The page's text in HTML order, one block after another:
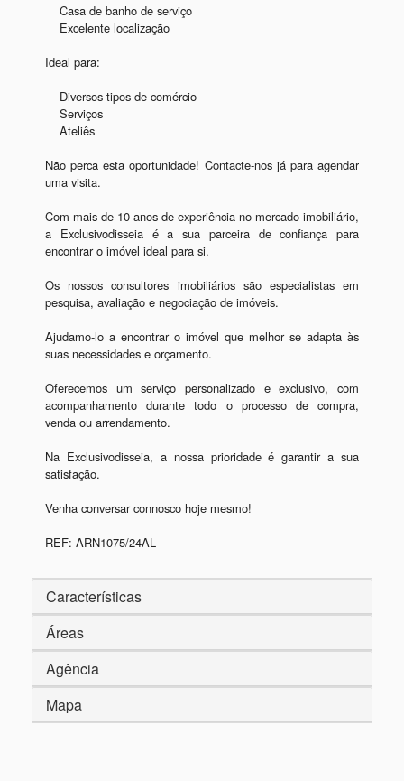
Ideal para:
Não perca esta oportunidade! Contacte-nos já para agendar
uma visita.
Com mais de 10 anos de experiência no mercado imobiliário,
a Exclusivodisseia é a sua parceira de confiança para
encontrar o imóvel ideal para si.
Os nossos consultores imobiliários são especialistas em
pesquisa, avaliação e negociação de imóveis.
Ajudamo-lo a encontrar o imóvel que melhor se adapta às
suas necessidades e orçamento.
Oferecemos um serviço personalizado e exclusivo, com
acompanhamento durante todo o processo de compra,
venda ou arrendamento.
Na Exclusivodisseia, a nossa prioridade é garantir a sua
satisfação.
Venha conversar connosco hoje mesmo!
Características
Áreas
Agência
Mapa